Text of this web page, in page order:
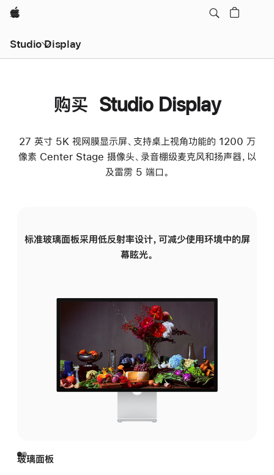
Apple
Studio Display
购买 Studio Display
27 英寸 5K 视网膜显示屏、支持桌上视角功能的 1200 万
像素 Center Stage 摄像头、录音棚级麦克风和扬声器，以
及雷雳 5 端口。
标准玻璃面板采用低反射率设计，可减少使用环境中的屏
幕眩光。
玻璃面板